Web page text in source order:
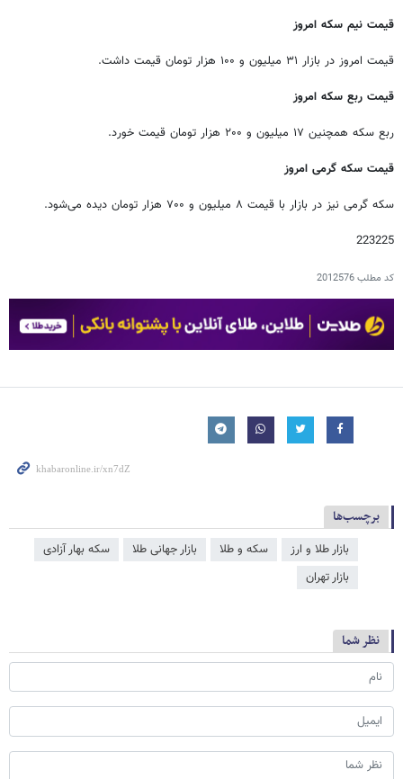
قیمت نیم سکه امروز
قیمت امروز در بازار ۳۱ میلیون و ۱۰۰ هزار تومان قیمت داشت.
قیمت ربع سکه امروز
ربع سکه همچنین ۱۷ میلیون و ۲۰۰ هزار تومان قیمت خورد.
قیمت سکه گرمی امروز
سکه گرمی نیز در بازار با قیمت ۸ میلیون و ۷۰۰ هزار تومان دیده می‌شود.
223225
کد مطلب2012576
برچسب‌ها
بازار طلا و ارز سکه و طلا بازار جهانی طلا
سکه بهار آزادی
بازار تهران
نظر شما